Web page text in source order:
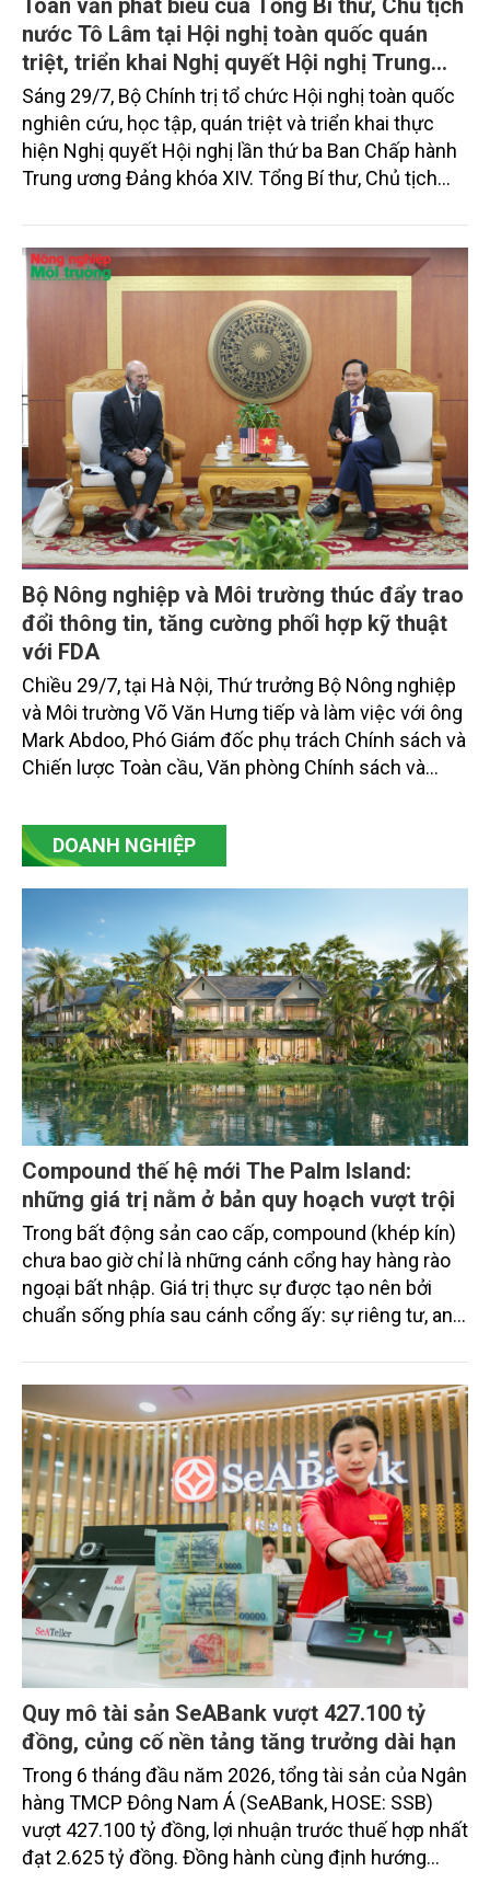
nước Tô Lâm tại Hội nghị toàn quốc quán
triệt, triển khai Nghị quyết Hội nghị Trung
ương 3, khóa XIV
Sáng 29/7, Bộ Chính trị tổ chức Hội nghị toàn quốc
nghiên cứu, học tập, quán triệt và triển khai thực
hiện Nghị quyết Hội nghị lần thứ ba Ban Chấp hành
Trung ương Đảng khóa XIV. Tổng Bí thư, Chủ tịch
trọng. Tạp chí Nông nghiệp và Môi trường trân trọng
giới thiệu toàn văn bài phát biểu của đồng chí Tổng
Bí thư, Chủ tịch nước.
Bộ Nông nghiệp và Môi trường thúc đẩy trao
đổi thông tin, tăng cường phối hợp kỹ thuật
với FDA
Chiều 29/7, tại Hà Nội, Thứ trưởng Bộ Nông nghiệp
và Môi trường Võ Văn Hưng tiếp và làm việc với ông
Mark Abdoo, Phó Giám đốc phụ trách Chính sách và
Chiến lược Toàn cầu, Văn phòng Chính sách và
và Dược phẩm Hoa Kỳ (FDA).
DOANH NGHIỆP
Compound thế hệ mới The Palm Island:
những giá trị nằm ở bản quy hoạch vượt trội
Trong bất động sản cao cấp, compound (khép kín)
chưa bao giờ chỉ là những cánh cổng hay hàng rào
ngoại bất nhập. Giá trị thực sự được tạo nên bởi
chuẩn sống phía sau cánh cổng ấy: sự riêng tư, an
vụ được thiết kế dành riêng cho họ.
Quy mô tài sản SeABank vượt 427.100 tỷ
đồng, củng cố nền tảng tăng trưởng dài hạn
Trong 6 tháng đầu năm 2026, tổng tài sản của Ngân
hàng TMCP Đông Nam Á (SeABank, HOSE: SSB)
vượt 427.100 tỷ đồng, lợi nhuận trước thuế hợp nhất
đạt 2.625 tỷ đồng. Đồng hành cùng định hướng